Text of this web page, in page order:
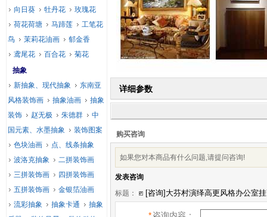
详细参数
购买咨询
如果您对本商品有什么问题,请提问咨询!
发表咨询
标题：
向日葵
牡丹花
玫瑰花
荷花荷塘
马蹄莲
工笔花
鸟
茉莉花油画
郁金香
鸢尾花
百合花
菊花
抽象
新抽象、现代抽象
东南亚
风格装饰画
抽象油画
抽象
装饰
赵无极 朱德群
中
国元素、水墨抽象
装饰图案
色块油画
点、线条抽象
波洛克抽象
二拼装饰画
三拼装饰画
四拼装饰画
五拼装饰画
金银箔油画
流彩抽象
抽象卡通
抽象